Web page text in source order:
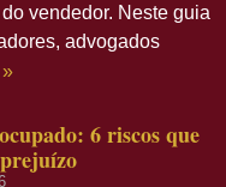
vendedor. Neste guia
advogados
6 riscos que